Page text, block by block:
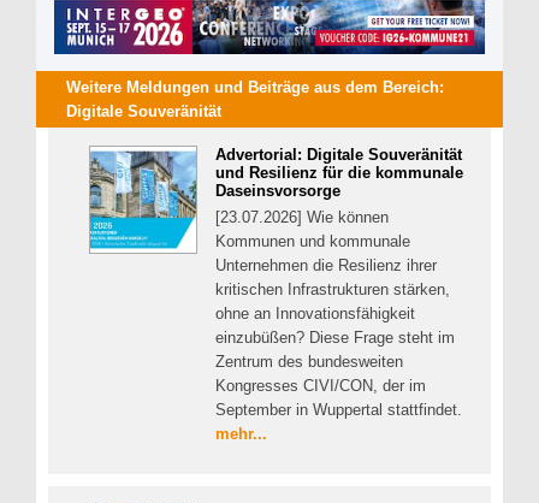
Weitere Meldungen und Beiträge aus dem Bereich:
Digitale Souveränität
Advertorial: Digitale Souveränität
und Resilienz für die kommunale
Daseinsvorsorge
[23.07.2026] Wie können
Kommunen und kommunale
Unternehmen die Resilienz ihrer
kritischen Infrastrukturen stärken,
ohne an Innovationsfähigkeit
einzubüßen? Diese Frage steht im
Zentrum des bundesweiten
Kongresses CIVI/CON, der im
September in Wuppertal stattfindet.
mehr...